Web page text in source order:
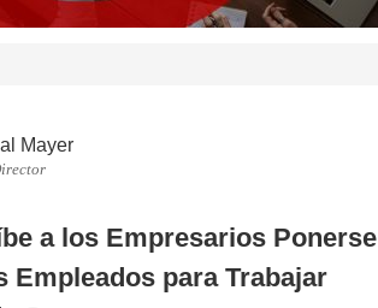
Mayer
a los Empresarios Ponerse
Empleados para Trabajar